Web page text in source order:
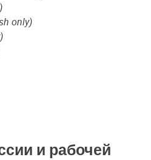
only)
и рабочей